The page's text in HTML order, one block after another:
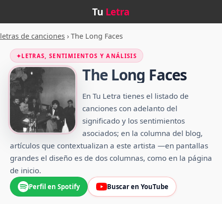
Tu Letra
letras de canciones › The Long Faces
✦LETRAS, SENTIMIENTOS Y ANÁLISIS
The Long Faces
En Tu Letra tienes el listado de
canciones con adelanto del
significado y los sentimientos
asociados; en la columna del blog,
artículos que contextualizan a este artista —en pantallas
grandes el diseño es de dos columnas, como en la página
de inicio.
Perfil en Spotify Buscar en YouTube